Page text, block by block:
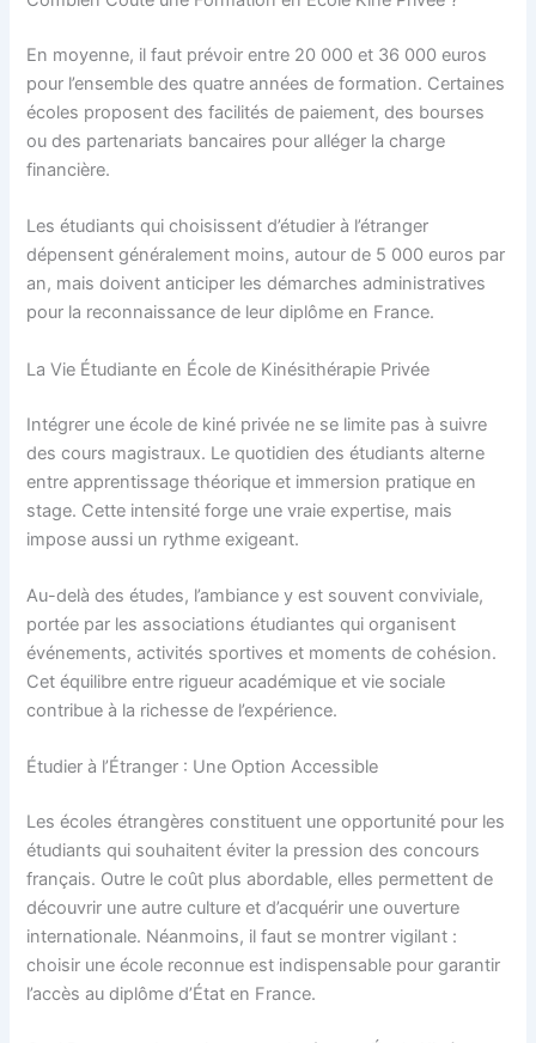
En moyenne, il faut prévoir entre 20 000 et 36 000 euros
pour l’ensemble des quatre années de formation. Certaines
écoles proposent des facilités de paiement, des bourses
ou des partenariats bancaires pour alléger la charge
financière.
Les étudiants qui choisissent d’étudier à l’étranger
dépensent généralement moins, autour de 5 000 euros par
an, mais doivent anticiper les démarches administratives
pour la reconnaissance de leur diplôme en France.
La Vie Étudiante en École de Kinésithérapie Privée
Intégrer une école de kiné privée ne se limite pas à suivre
des cours magistraux. Le quotidien des étudiants alterne
entre apprentissage théorique et immersion pratique en
stage. Cette intensité forge une vraie expertise, mais
impose aussi un rythme exigeant.
Au-delà des études, l’ambiance y est souvent conviviale,
portée par les associations étudiantes qui organisent
événements, activités sportives et moments de cohésion.
Cet équilibre entre rigueur académique et vie sociale
contribue à la richesse de l’expérience.
Étudier à l’Étranger : Une Option Accessible
Les écoles étrangères constituent une opportunité pour les
étudiants qui souhaitent éviter la pression des concours
français. Outre le coût plus abordable, elles permettent de
découvrir une autre culture et d’acquérir une ouverture
internationale. Néanmoins, il faut se montrer vigilant :
choisir une école reconnue est indispensable pour garantir
l’accès au diplôme d’État en France.